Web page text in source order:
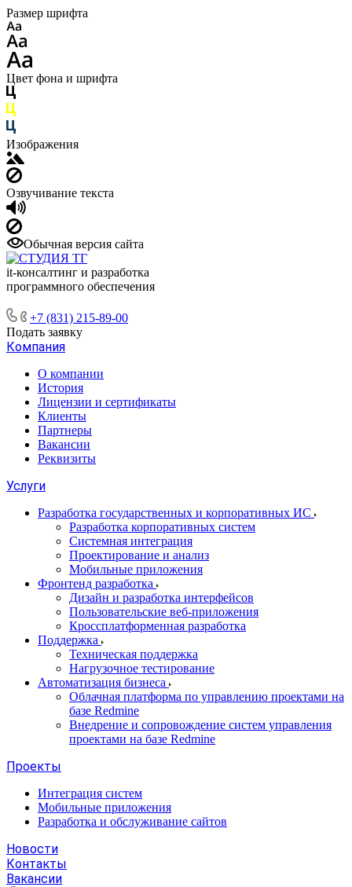
Размер шрифта
Цвет фона и шрифта
Изображения
Озвучивание текста
Обычная версия сайта
it-консалтинг и разработка
программного обеспечения
+7 (831) 215-89-00
Подать заявку
Компания
О компании
История
Лицензии и сертификаты
Клиенты
Партнеры
Вакансии
Реквизиты
Услуги
Разработка государственных и корпоративных ИС
Разработка корпоративных систем
Системная интеграция
Проектирование и анализ
Мобильные приложения
Фронтенд разработка
Дизайн и разработка интерфейсов
Пользовательские веб-приложения
Кроссплатформенная разработка
Поддержка
Техническая поддержка
Нагрузочное тестирование
Автоматизация бизнеса
Облачная платформа по управлению проектами на
базе Redmine
Внедрение и сопровождение систем управления
проектами на базе Redmine
Проекты
Интеграция систем
Мобильные приложения
Разработка и обслуживание сайтов
Новости
Контакты
Вакансии